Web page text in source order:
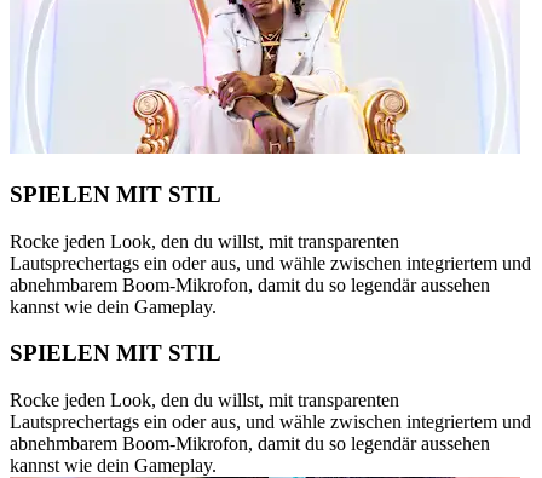
SPIELEN MIT STIL
Rocke jeden Look, den du willst, mit transparenten
Lautsprechertags ein oder aus, und wähle zwischen integriertem und
abnehmbarem Boom-Mikrofon, damit du so legendär aussehen
kannst wie dein Gameplay.
SPIELEN MIT STIL
Rocke jeden Look, den du willst, mit transparenten
Lautsprechertags ein oder aus, und wähle zwischen integriertem und
abnehmbarem Boom-Mikrofon, damit du so legendär aussehen
kannst wie dein Gameplay.